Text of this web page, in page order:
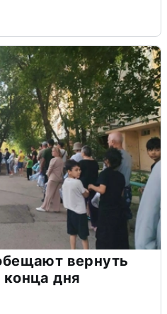
вернуть
дня